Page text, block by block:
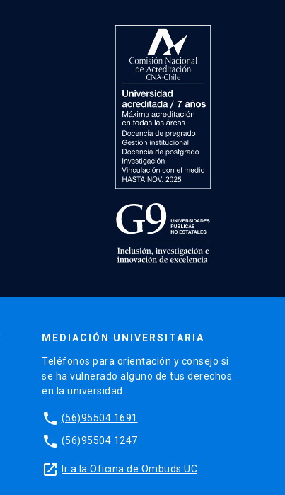
MEDIACIÓN UNIVERSITARIA
Teléfonos para orientación y consejo si
se ha vulnerado alguno de tus derechos
en la universidad.
phone (56)95504 1691
phone (56)95504 1247
launch Ir a la Oficina de Ombuds UC